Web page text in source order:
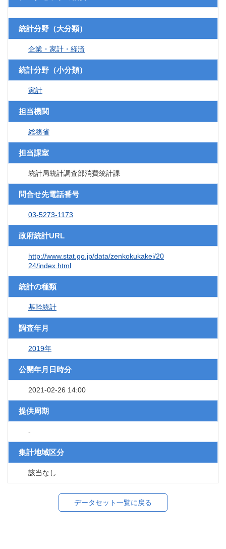
統計分野（大分類）
企業・家計・経済
統計分野（小分類）
家計
担当機関
総務省
担当課室
統計局統計調査部消費統計課
問合せ先電話番号
03-5273-1173
政府統計URL
http://www.stat.go.jp/data/zenkokukakei/20
24/index.html
統計の種類
基幹統計
調査年月
2019年
公開年月日時分
2021-02-26 14:00
提供周期
-
集計地域区分
該当なし
データセット一覧に戻る